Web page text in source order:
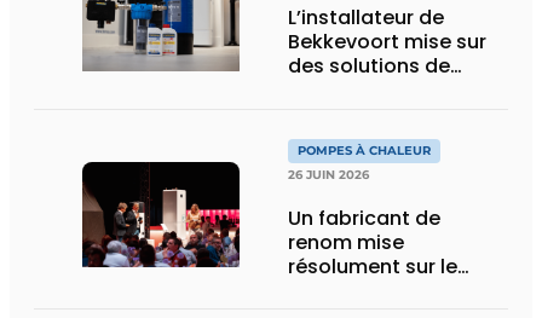
L’installateur de
Bekkevoort mise sur
des solutions de
systèmes de
chauffage pilotés par
pompe à chaleur
POMPES À CHALEUR
26 JUIN 2026
Un fabricant de
renom mise
résolument sur le